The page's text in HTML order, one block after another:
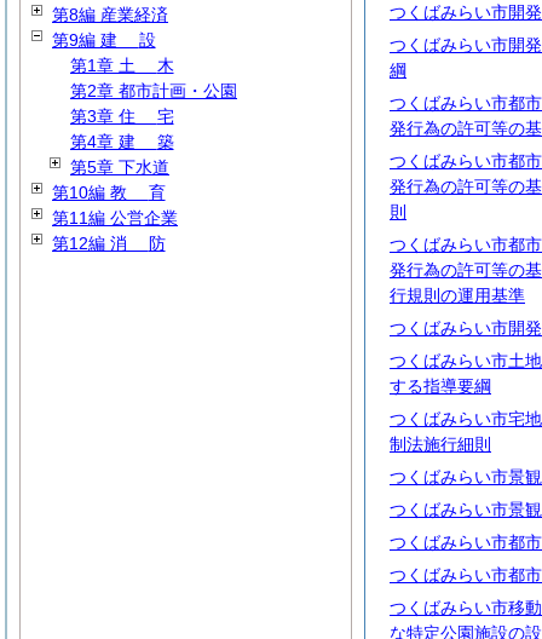
つくばみらい市開
つくばみらい市開
綱
つくばみらい市都
発行為の許可等の
つくばみらい市都
発行為の許可等の
則
つくばみらい市都
発行為の許可等の
行規則の運用基準
つくばみらい市開
つくばみらい市土
する指導要綱
つくばみらい市宅
制法施行細則
つくばみらい市景
つくばみらい市景
つくばみらい市都
つくばみらい市都
つくばみらい市移
な特定公園施設の
第8編 産業経済
第9編 建 設
第1章 土 木
第2章 都市計画・公園
第3章 住 宅
第4章 建 築
第5章 下水道
第10編 教 育
第11編 公営企業
第12編 消 防